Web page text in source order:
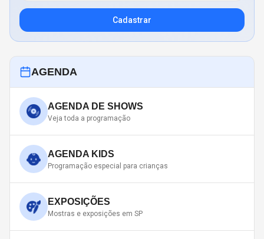
Cadastrar
AGENDA
AGENDA DE SHOWS
Veja toda a programação
AGENDA KIDS
Programação especial para crianças
EXPOSIÇÕES
Mostras e exposições em SP